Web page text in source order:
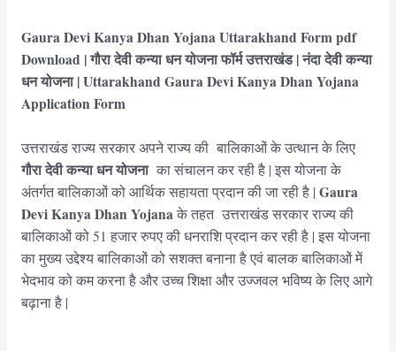
Gaura Devi Kanya Dhan Yojana Uttarakhand Form pdf
Download | गौरा देवी कन्या धन योजना फॉर्म उत्तराखंड | नंदा देवी कन्या
धन योजना | Uttarakhand Gaura Devi Kanya Dhan Yojana
ApplicationForm
उत्तराखंड राज्य सरकार अपने राज्य की बालिकाओं के उत्थान के लिए
गौरा देवी कन्या धन योजनाका संचालन कर रही है | इस योजना के
अंतर्गत बालिकाओं को आर्थिक सहायता प्रदान की जा रही है | Gaura
Devi Kanya Dhan Yojana के तहत उत्तराखंड सरकार राज्य की
बालिकाओं को 51 हजार रुपए की धनराशि प्रदान कर रही है | इस योजना
का मुख्य उद्देश्य बालिकाओं को सशक्त बनाना है एवं बालक बालिकाओं में
भेदभाव को कम करना है और उच्च शिक्षा और उज्जवल भविष्य के लिए आगे
बढ़ाना है |